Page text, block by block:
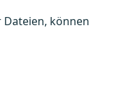
Dateien, können